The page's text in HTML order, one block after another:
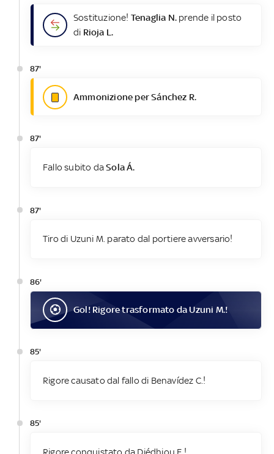
Sostituzione! Tenaglia N. prende il posto
di Rioja L.
87'
Ammonizione per Sánchez R.
87'
Fallo subito daSola Á.
87'
Tiro di Uzuni M. parato dal portiere avversario!
86'
Gol! Rigore trasformato daUzuni M.!
85'
Rigore causato dal fallo di Benavídez C.!
85'